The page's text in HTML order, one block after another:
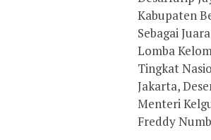
Kabupaten
Sebagai
Lomba
Tingkat
Jakarta,
Menteri
Freddy